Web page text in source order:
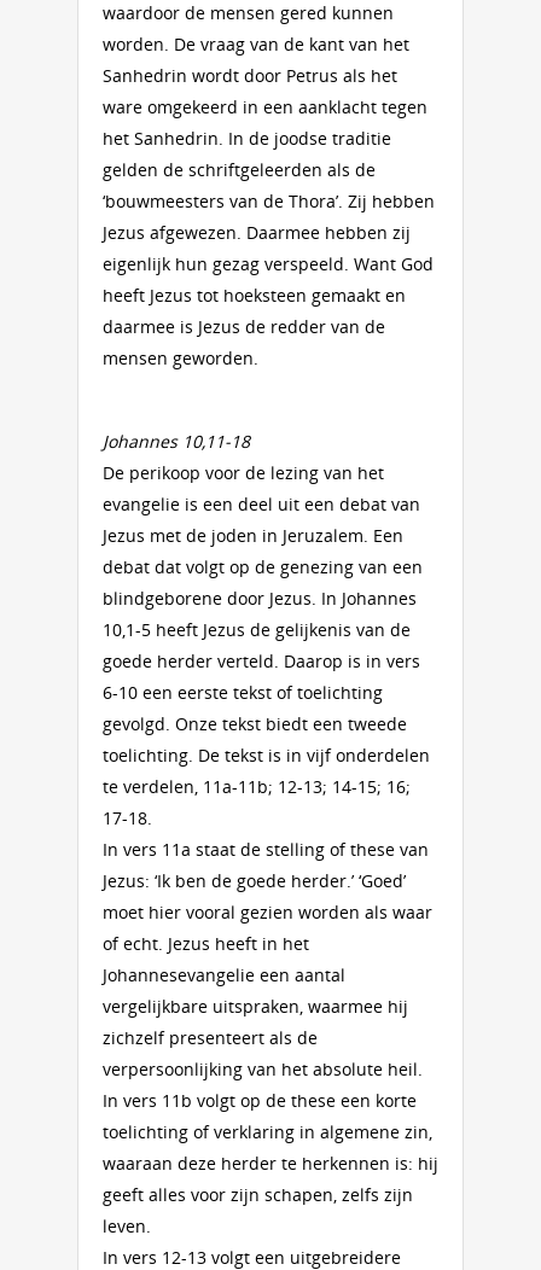
waardoor de mensen gered kunnen
worden. De vraag van de kant van het
Sanhedrin wordt door Petrus als het
ware omgekeerd in een aanklacht tegen
het Sanhedrin. In de joodse traditie
gelden de schriftgeleerden als de
‘bouwmeesters van de Thora’. Zij hebben
Jezus afgewezen. Daarmee hebben zij
eigenlijk hun gezag verspeeld. Want God
heeft Jezus tot hoeksteen gemaakt en
daarmee is Jezus de redder van de
mensen geworden.
Johannes 10,11-18
De perikoop voor de lezing van het
evangelie is een deel uit een debat van
Jezus met de joden in Jeruzalem. Een
debat dat volgt op de genezing van een
blindgeborene door Jezus. In Johannes
10,1-5 heeft Jezus de gelijkenis van de
goede herder verteld. Daarop is in vers
6-10 een eerste tekst of toelichting
gevolgd. Onze tekst biedt een tweede
toelichting. De tekst is in vijf onderdelen
te verdelen, 11a-11b; 12-13; 14-15; 16;
17-18.
In vers 11a staat de stelling of these van
Jezus: ‘Ik ben de goede herder.’ ‘Goed’
moet hier vooral gezien worden als waar
of echt. Jezus heeft in het
Johannesevangelie een aantal
vergelijkbare uitspraken, waarmee hij
zichzelf presenteert als de
verpersoonlijking van het absolute heil.
In vers 11b volgt op de these een korte
toelichting of verklaring in algemene zin,
waaraan deze herder te herkennen is: hij
geeft alles voor zijn schapen, zelfs zijn
leven.
In vers 12-13 volgt een uitgebreidere